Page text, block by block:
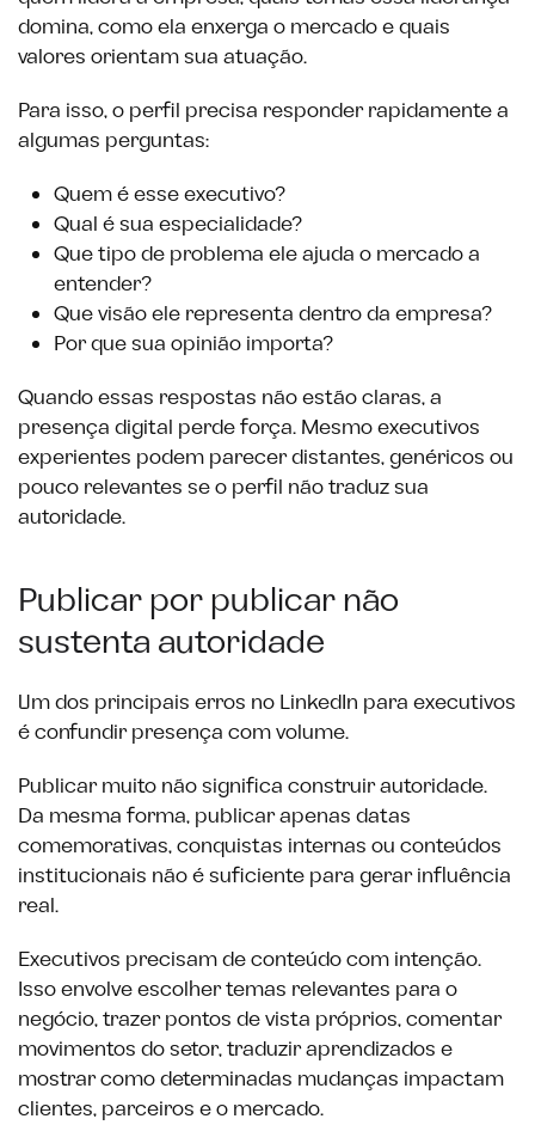
domina, como ela enxerga o mercado e quais
valores orientam sua atuação.
Para isso, o perfil precisa responder rapidamente a
algumas perguntas:
Quem é esse executivo?
Qual é sua especialidade?
Que tipo de problema ele ajuda o mercado a
entender?
Que visão ele representa dentro da empresa?
Por que sua opinião importa?
Quando essas respostas não estão claras, a
presença digital perde força. Mesmo executivos
experientes podem parecer distantes, genéricos ou
pouco relevantes se o perfil não traduz sua
autoridade.
Publicar por publicar não
sustenta autoridade
Um dos principais erros no LinkedIn para executivos
é confundir presença com volume.
Publicar muito não significa construir autoridade.
Da mesma forma, publicar apenas datas
comemorativas, conquistas internas ou conteúdos
institucionais não é suficiente para gerar influência
real.
Executivos precisam de conteúdo com intenção.
Isso envolve escolher temas relevantes para o
negócio, trazer pontos de vista próprios, comentar
movimentos do setor, traduzir aprendizados e
mostrar como determinadas mudanças impactam
clientes, parceiros e o mercado.